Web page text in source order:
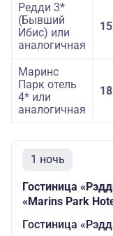
Редди 3*
(Бывший
Ибис) или
аналогичная
Маринс
Парк отель
4* или
аналогичная
1 ночь
Гостиница
«Marins Park
Гостиница